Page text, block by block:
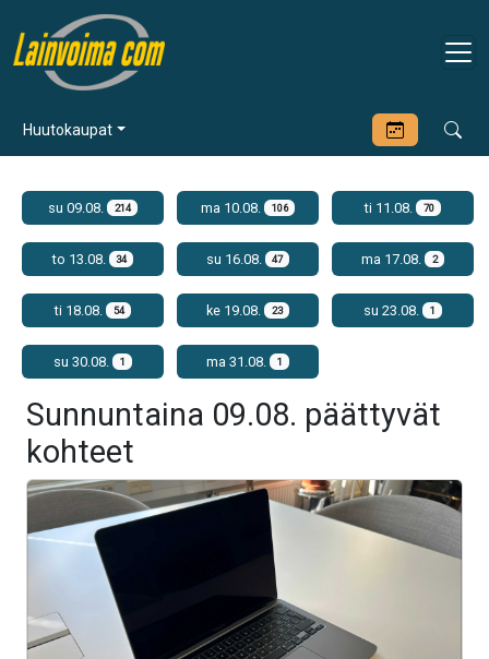
Huutokaupat
su 09.08. 214 ma 10.08. 106 ti 11.08. 70
to 13.08. 34 su 16.08. 47 ma 17.08. 2
ti 18.08. 54 ke 19.08. 23 su 23.08. 1
su 30.08. 1 ma 31.08. 1
Sunnuntaina 09.08. päättyvät
kohteet